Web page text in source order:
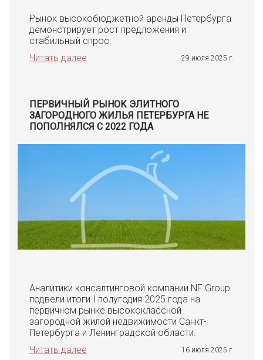
Рынок высокобюджетной аренды Петербурга
демонстрирует рост предложения и
стабильный спрос.
Читать далее
29 июля 2025 г.
ПЕРВИЧНЫЙ РЫНОК ЭЛИТНОГО
ЗАГОРОДНОГО ЖИЛЬЯ ПЕТЕРБУРГА НЕ
ПОПОЛНЯЛСЯ С 2022 ГОДА
Аналитики консалтинговой компании NF Group
подвели итоги I полугодия 2025 года на
первичном рынке высококлассной
загородной жилой недвижимости Санкт-
Петербурга и Ленинградской области.
Читать далее
16 июля 2025 г.